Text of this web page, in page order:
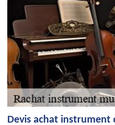
Devis achat instrument